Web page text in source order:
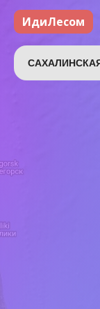
ИдиЛесом